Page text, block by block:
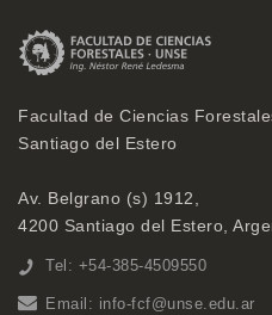
Facultad de Ciencias
Santiago del Estero
Av. Belgrano (s) 1912,
4200 Santiago del Estero,
Tel: +54-385-4509550
Email: info-fcf@unse.edu.ar